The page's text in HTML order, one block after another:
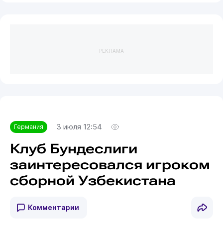
РЕКЛАМА
Германия 3 июля 12:54
Клуб Бундеслиги
заинтересовался игроком
сборной Узбекистана
Комментарии